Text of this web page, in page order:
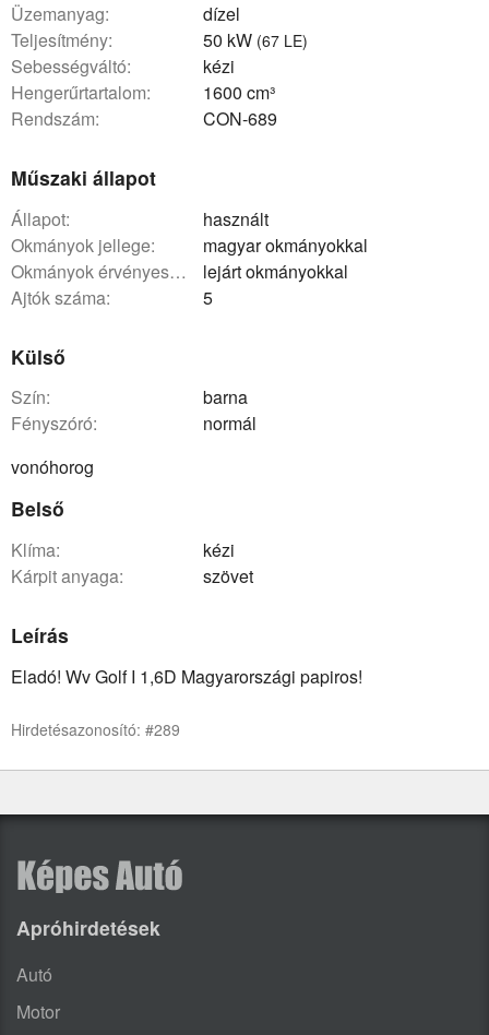
üzemanyag:
dízel
teljesítmény:
50 kW (67 LE)
sebességváltó:
kézi
hengerűrtartalom:
1600 cm³
rendszám:
CON-689
Műszaki állapot
állapot:
használt
okmányok jellege:
magyar okmányokkal
okmányok érvényessége:
lejárt okmányokkal
ajtók száma:
5
Külső
szín:
barna
fényszóró:
normál
vonóhorog
Belső
klíma:
kézi
kárpit anyaga:
szövet
Leírás
Eladó! Wv Golf I 1,6D Magyarországi papiros!
Hirdetésazonosító: #289
Apróhirdetések
Autó
Motor